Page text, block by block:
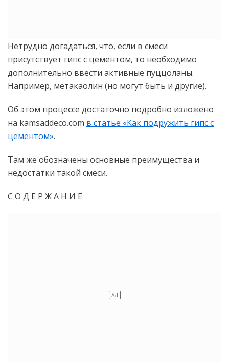
Нетрудно догадаться, что, если в смеси
присутствует гипс с цементом, то необходимо
дополнительно ввести активные пуццоланы.
Например, метакаолин (но могут быть и другие).
Об этом процессе достаточно подробно изложено
на kamsaddeco.com в статье «Как подружить гипс с
цементом».
Там же обозначены основные преимущества и
недостатки такой смеси.
С О Д Е Р Ж А Н И Е